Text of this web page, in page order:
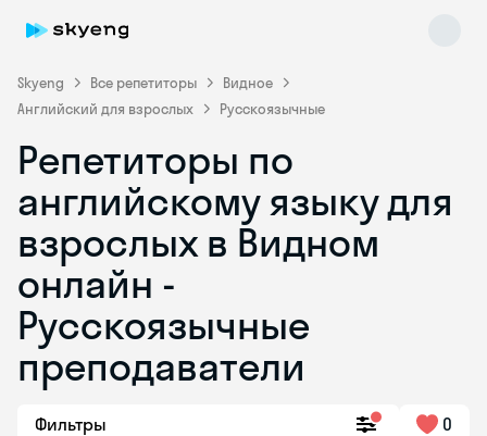
Skyeng Все репетиторы
Видное
Английский для взрослых
Русскоязычные
Репетиторы по
английскому языку для
взрослых в Видном
онлайн -
Русскоязычные
преподаватели
Фильтры 0
Skyeng Chat